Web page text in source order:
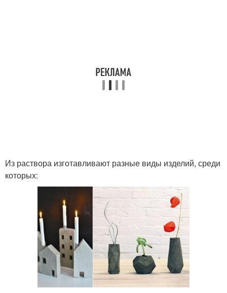
Из раствора изготавливают разные виды изделий, среди
которых: